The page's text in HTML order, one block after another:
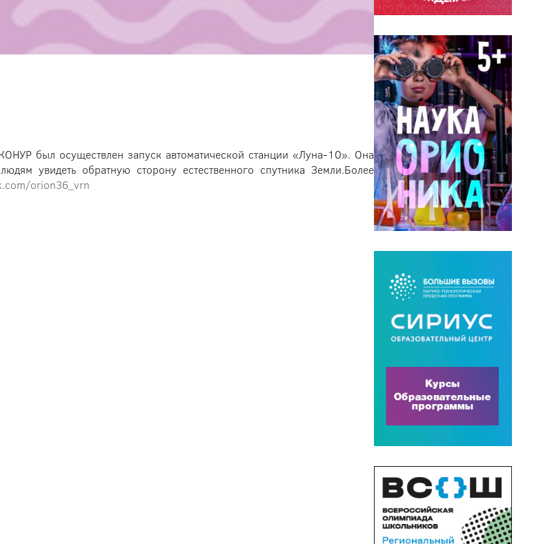
был осуществлен запуск автоматической станции «Луна-10». Она
увидеть обратную сторону естественного спутника Земли.Более
orion36_vrn